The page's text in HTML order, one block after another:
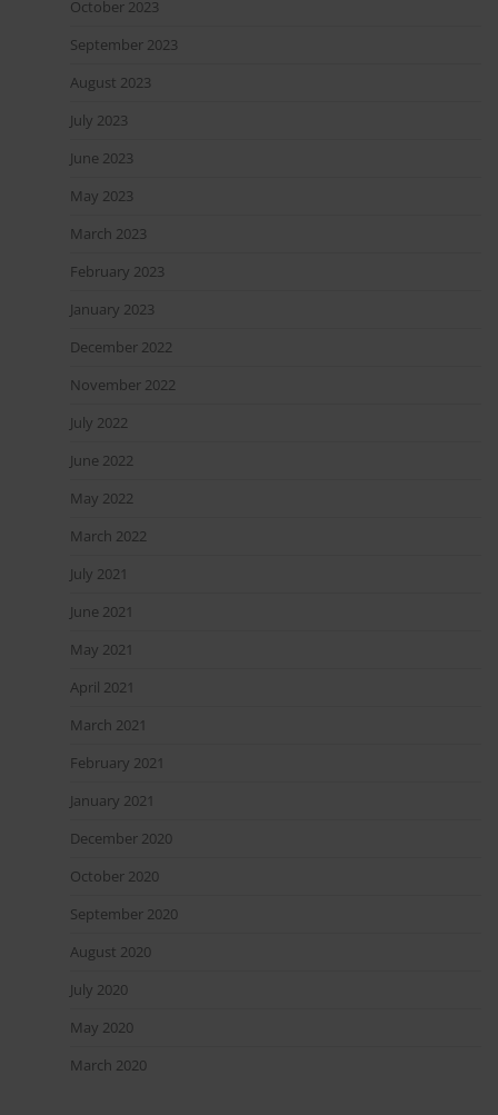
October 2023
September 2023
August 2023
July 2023
June 2023
May 2023
March 2023
February 2023
January 2023
December 2022
November 2022
July 2022
June 2022
May 2022
March 2022
July 2021
June 2021
May 2021
April 2021
March 2021
February 2021
January 2021
December 2020
October 2020
September 2020
August 2020
July 2020
May 2020
March 2020